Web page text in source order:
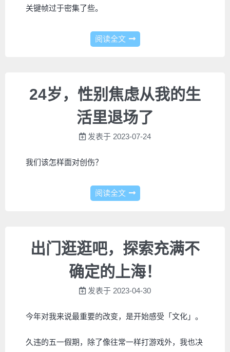
关键帧过于密集了些。
阅读全文
24岁，性别焦虑从我的生
活里退场了
发表于 2023-07-24
我们该怎样面对创伤？
阅读全文
出门逛逛吧，探索充满不
确定的上海！
发表于 2023-04-30
今年对我来说最重要的改变，是开始感受「文化」。
久违的五一假期，除了像往常一样打游戏外，我也决